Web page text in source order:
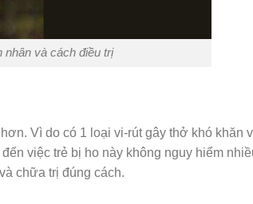
nhân và cách điều trị
Vì do có 1 loại vi-rút gây thở khó khăn
việc trẻ bị ho này không nguy hiểm
chữa trị đúng cách.